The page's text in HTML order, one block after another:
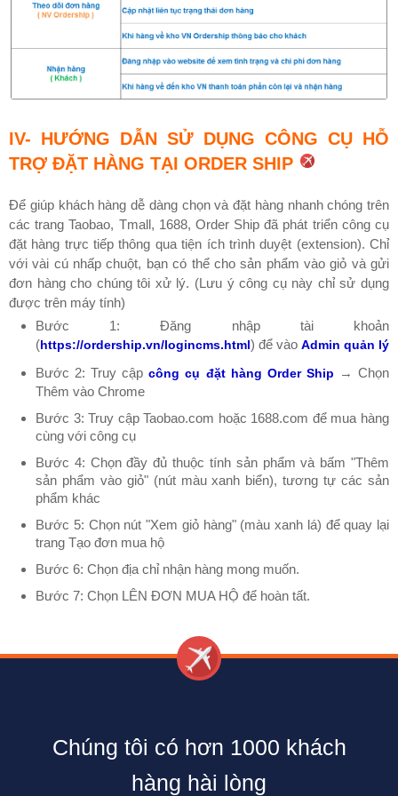
IV- HƯỚNG DẪN SỬ DỤNG CÔNG CỤ HỖ
TRỢ ĐẶT HÀNG TẠI ORDER SHIP
Để giúp khách hàng dễ dàng chọn và đặt hàng nhanh chóng trên
các trang Taobao, Tmall, 1688, Order Ship đã phát triển công cụ
đặt hàng trực tiếp thông qua tiện ích trình duyệt (extension). Chỉ
với vài cú nhấp chuột, bạn có thể cho sản phẩm vào giỏ và gửi
đơn hàng cho chúng tôi xử lý. (Lưu ý công cụ này chỉ sử dụng
được trên máy tính)
Bước 1: Đăng nhập tài khoản
(https://ordership.vn/logincms.html) để vào Admin quản lý
Bước 2: Truy cậpcông cụ đặt hàng Order Ship → Chọn
Thêm vào Chrome
Bước 3: Truy cập Taobao.com hoặc 1688.com để mua hàng
cùng với công cụ
Bước 4: Chọn đầy đủ thuộc tính sản phẩm và bấm "Thêm
sản phẩm vào giỏ" (nút màu xanh biển), tương tự các sản
phẩm khác
Bước 5: Chọn nút "Xem giỏ hàng" (màu xanh lá) để quay lại
trang Tạo đơn mua hộ
Bước 6: Chọn địa chỉ nhận hàng mong muốn.
Bước 7: Chọn LÊN ĐƠN MUA HỘ để hoàn tất.
Chúng tôi có hơn 1000 khách
hàng hài lòng